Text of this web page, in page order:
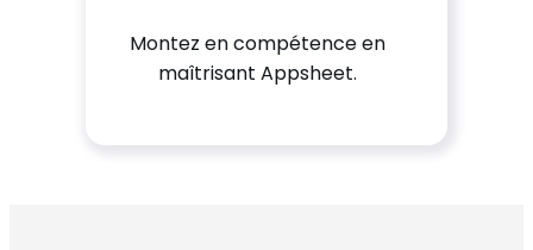
Montez en compétence en
maîtrisant Appsheet.